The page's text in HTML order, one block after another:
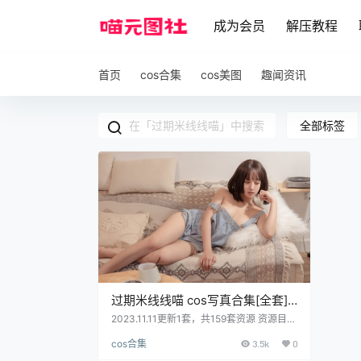
成为会员 解压教程
首页 cos合集 cos美图 趣闻资讯
全部标签
过期米线线喵 cos写真合集[全套]
[持续更新]
2023.11.11更新1套，共159套资源 资源目录
是米线日常[81P-161MB] 03 这只是米线日
cos合集 3.5k 0